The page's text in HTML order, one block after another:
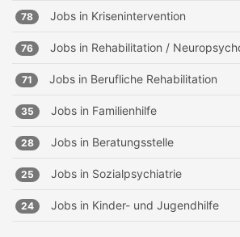
78 Jobs in Krisenintervention
76 Jobs in Rehabilitation /
71 Jobs in Berufliche Rehabilitation
35 Jobs in Familienhilfe
28 Jobs in Beratungsstelle
25 Jobs in Sozialpsychiatrie
24 Jobs in Kinder- und Jugendhilfe